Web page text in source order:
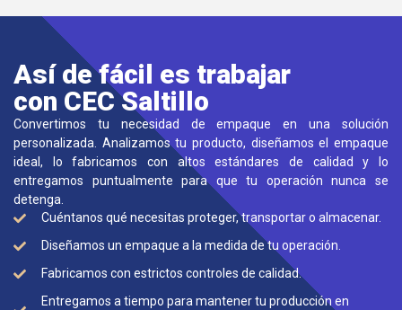
Así de fácil es trabajar
con CEC Saltillo
Convertimos tu necesidad de empaque en una solución
personalizada. Analizamos tu producto, diseñamos el empaque
ideal, lo fabricamos con altos estándares de calidad y lo
entregamos puntualmente para que tu operación nunca se
detenga.
Cuéntanos qué necesitas proteger, transportar o almacenar.
Diseñamos un empaque a la medida de tu operación.
Fabricamos con estrictos controles de calidad.
Entregamos a tiempo para mantener tu producción en